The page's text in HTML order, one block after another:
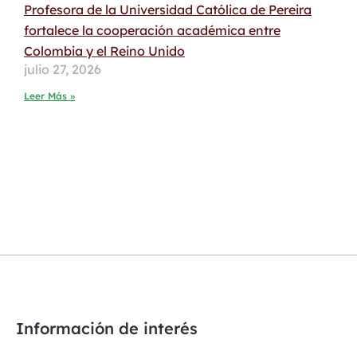
Profesora de la Universidad Católica de Pereira
fortalece la cooperación académica entre
Colombia y el Reino Unido
julio 27, 2026
Leer Más »
Información de interés